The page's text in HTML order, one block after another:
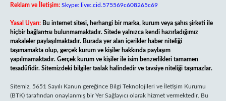
Reklam ve İletişim: Skype: live:.cid.575569c608265c69
Yasal Uyarı: Bu internet sitesi, herhangi bir marka, kurum veya şahıs şirketi ile
hiçbir bağlantısı bulunmamaktadır. Sitede yalnızca kendi hazırladığımız
makaleler paylaşılmaktadır. Burada yer alan içerikler haber niteliği
taşımamakta olup, gerçek kurum ve kişiler hakkında paylaşım
yapılmamaktadır. Gerçek kurum ve kişiler ile isim benzerlikleri tamamen
tesadüfidir. Sitemizdeki bilgiler taslak halindedir ve tavsiye niteliği taşımazlar.
Sitemiz, 5651 Sayılı Kanun gereğince Bilgi Teknolojileri ve İletişim Kurumu
(BTK) tarafından onaylanmış bir Yer Sağlayıcı olarak hizmet vermektedir. Bu